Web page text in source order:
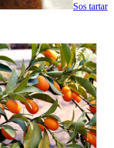
Sos tartar